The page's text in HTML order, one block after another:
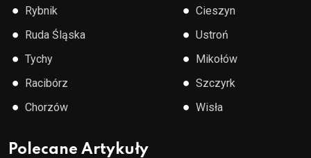
● Rybnik
● Ruda Śląska
● Tychy
● Racibórz
● Chorzów
● Cieszyn
● Ustroń
● Mikołów
● Szczyrk
● Wisła
Polecane Artykuły